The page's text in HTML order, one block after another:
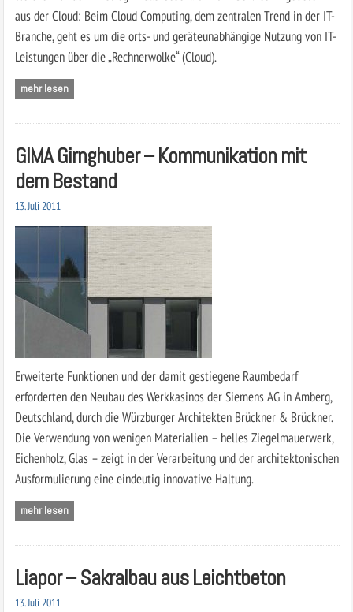
aus der Cloud: Beim Cloud Computing, dem zentralen Trend in der IT-
Branche, geht es um die orts- und geräteunabhängige Nutzung von IT-
Leistungen über die „Rechnerwolke“ (Cloud).
mehr lesen
GIMA Girnghuber – Kommunikation mit
dem Bestand
13. Juli 2011
Erweiterte Funktionen und der damit gestiegene Raumbedarf
erforderten den Neubau des Werkkasinos der Siemens AG in Amberg,
Deutschland, durch die Würzburger Architekten Brückner & Brückner.
Die Verwendung von wenigen Materialien – helles Ziegelmauerwerk,
Eichenholz, Glas – zeigt in der Verarbeitung und der architektonischen
Ausformulierung eine eindeutig innovative Haltung.
mehr lesen
Liapor – Sakralbau aus Leichtbeton
13. Juli 2011